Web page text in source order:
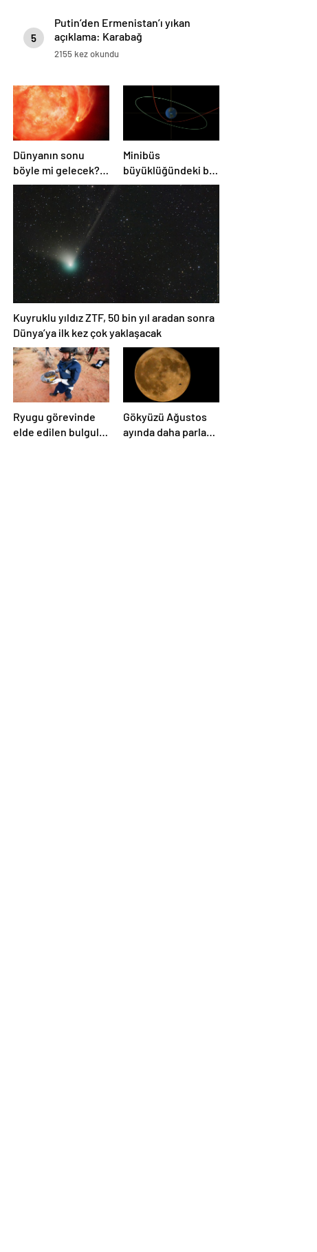
5
Putin’den Ermenistan’ı yıkan
açıklama: Karabağ
Azerbaycan’ın ayrılmaz bir
2155 kez okundu
Dünyanın sonu
böyle mi gelecek?
Gök bilimciler ilk
kez sönen yıldızın
gezegeni
yutmasına tanık
oldu
Minibüs
büyüklüğündeki bir
asteroit Dünya’yı
‘sıyırdı’ geçti
Kuyruklu yıldız ZTF, 50 bin yıl aradan sonra
Dünya’ya ilk kez çok yaklaşacak
Ryugu görevinde
elde edilen bulgular
Gökyüzü Ağustos
ayında daha parlak: